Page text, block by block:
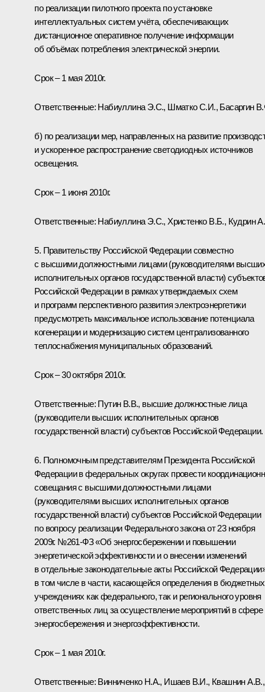
по реализации пилотного проекта по установке
интеллектуальных систем учёта, обеспечивающих
дистанционное оперативное получение информации
об объёмах потребления электрической энергии.
Срок – 1 мая 2010г.
Ответственные: Набиуллина Э.С., Шматко С.И., Басаргин
б) по реализации мер, направленных на развитие
и ускоренное распространение светодиодных источников
освещения.
Срок – 1 июня 2010г.
Ответственные: Набиуллина Э.С., Христенко В.Б., Кудрин
5. Правительству Российской Федерации совместно
с высшими должностными лицами (руководителями
исполнительных органов государственной власти)
Российской Федерации в рамках утверждаемых схем
и программ перспективного развития электроэнергетики
предусмотреть максимальное использование потенциала
когенерации и модернизацию систем централизованного
теплоснабжения муниципальных образований.
Срок – 30 октября 2010г.
Ответственные: Путин В.В., высшие должностные лица
(руководители высших исполнительных органов
государственной власти) субъектов Российской Федерации.
6. Полномочным представителям Президента Российской
Федерации в федеральных округах провести
совещания с высшими должностными лицами
(руководителями высших исполнительных органов
государственной власти) субъектов Российской Федерации
по вопросу реализации Федерального закона от 23 ноября
2009г. №261-ФЗ «Об энергосбережении и повышении
энергетической эффективности и о внесении изменений
в отдельные законодательные акты Российской
в том числе в части, касающейся определения в бюджетных
учреждениях как федерального, так и регионального уровня
ответственных лиц за осуществление мероприятий в сфере
энергосбережения и энергоэффективности.
Срок – 1 мая 2010г.
Ответственные: Винниченко Н.А., Ишаев В.И., Квашнин А.В.,